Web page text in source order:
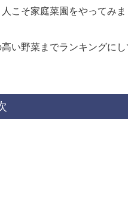
こそ家庭菜園をやってみま
い野菜までランキングにし